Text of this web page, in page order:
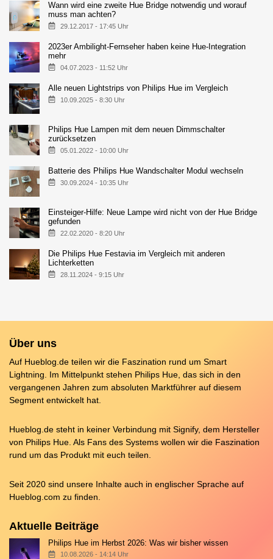
Wann wird eine zweite Hue Bridge notwendig und worauf
muss man achten?
29.12.2017 - 17:45 Uhr
2023er Ambilight-Fernseher haben keine Hue-Integration
mehr
04.07.2023 - 11:52 Uhr
Alle neuen Lightstrips von Philips Hue im Vergleich
10.09.2025 - 8:30 Uhr
Philips Hue Lampen mit dem neuen Dimmschalter
zurücksetzen
05.01.2022 - 10:00 Uhr
Batterie des Philips Hue Wandschalter Modul wechseln
30.09.2024 - 10:35 Uhr
Einsteiger-Hilfe: Neue Lampe wird nicht von der Hue Bridge
gefunden
22.02.2020 - 8:20 Uhr
Die Philips Hue Festavia im Vergleich mit anderen
Lichterketten
28.11.2024 - 9:15 Uhr
Über uns
Auf Hueblog.de teilen wir die Faszination rund um Smart
Lightning. Im Mittelpunkt stehen Philips Hue, das sich in den
vergangenen Jahren zum absoluten Marktführer auf diesem
Segment entwickelt hat.
Hueblog.de steht in keiner Verbindung mit Signify, dem Hersteller
von Philips Hue. Als Fans des Systems wollen wir die Faszination
rund um das Produkt mit euch teilen.
Seit 2020 sind unsere Inhalte auch in englischer Sprache auf
Hueblog.com zu finden.
Aktuelle Beiträge
Philips Hue im Herbst 2026: Was wir bisher wissen
10.08.2026 - 14:14 Uhr